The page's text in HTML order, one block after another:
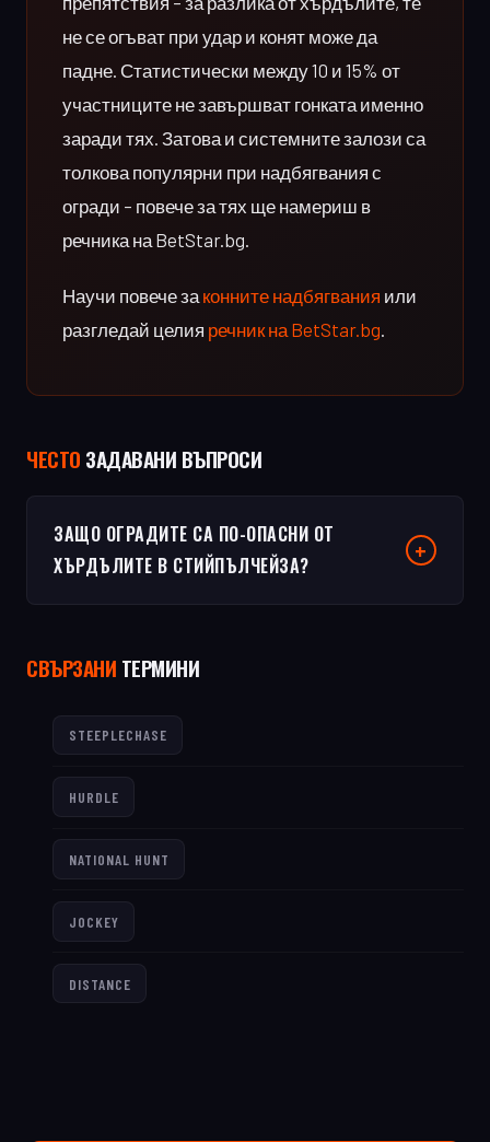
не се огъват при удар и конят може да
падне. Статистически между 10 и 15% от
участниците не завършват гонката именно
заради тях. Затова и системните залози са
толкова популярни при надбягвания с
огради – повече за тях ще намериш в
речника на BetStar.bg.
Научи повече за конните надбягвания или
разгледай целия речник на BetStar.bg.
ЧЕСТO ЗАДАВАНИ ВЪПРОСИ
ЗАЩО ОГРАДИТЕ СА ПО-ОПАСНИ ОТ
ХЪРДЪЛИТЕ В СТИЙПЪЛЧЕЙЗА?
СВЪРЗАНИ ТЕРМИНИ
STEEPLECHASE
HURDLE
NATIONAL HUNT
JOCKEY
DISTANCE